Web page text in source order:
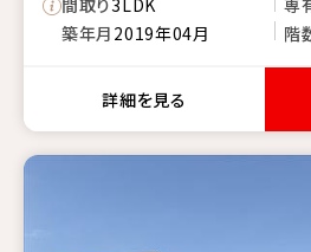
築年月 2019年04月 階
詳細を見る